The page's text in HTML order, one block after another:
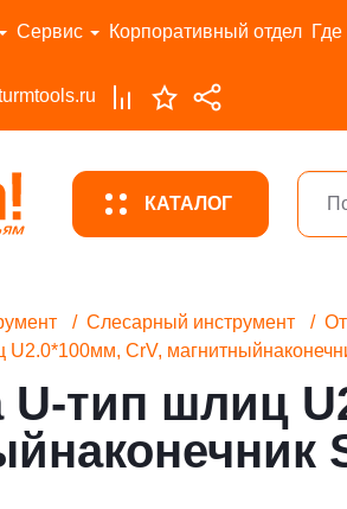
Сервис Корпоративный отдел Где
КАТАЛОГ
Слесарный инструмент
U2.0*100мм, CrV,
U-тип шлиц